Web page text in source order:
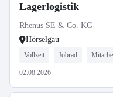
Lagerlogistik
Rhenus SE & Co. KG
Hörselgau
Vollzeit Jobrad
02.08.2026